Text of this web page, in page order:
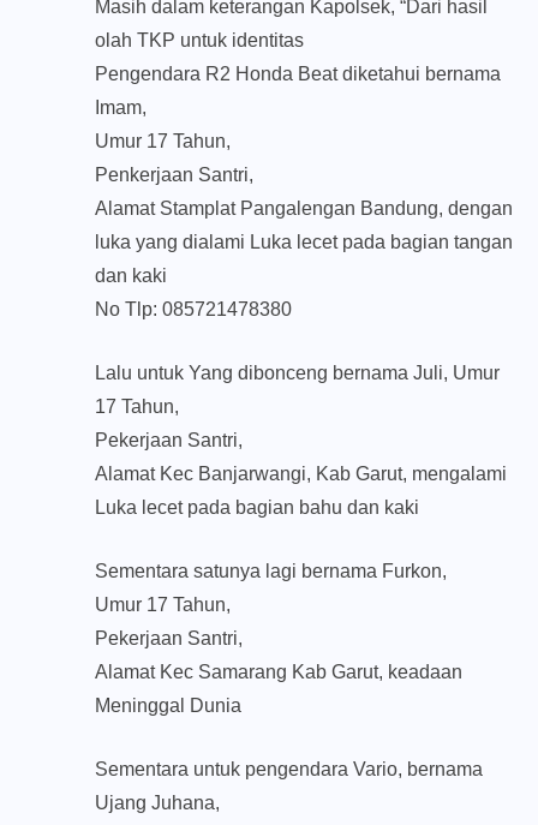
Masih dalam keterangan Kapolsek, “Dari hasil
olah TKP untuk identitas
Pengendara R2 Honda Beat diketahui bernama
Imam,
Umur 17 Tahun,
Penkerjaan Santri,
Alamat Stamplat Pangalengan Bandung, dengan
luka yang dialami Luka lecet pada bagian tangan
dan kaki
No Tlp: 085721478380
Lalu untuk Yang dibonceng bernama Juli, Umur
17 Tahun,
Pekerjaan Santri,
Alamat Kec Banjarwangi, Kab Garut, mengalami
Luka lecet pada bagian bahu dan kaki
Sementara satunya lagi bernama Furkon,
Umur 17 Tahun,
Pekerjaan Santri,
Alamat Kec Samarang Kab Garut, keadaan
Meninggal Dunia
Sementara untuk pengendara Vario, bernama
Ujang Juhana,